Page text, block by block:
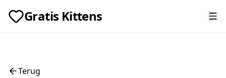
Gratis Kittens
Terug